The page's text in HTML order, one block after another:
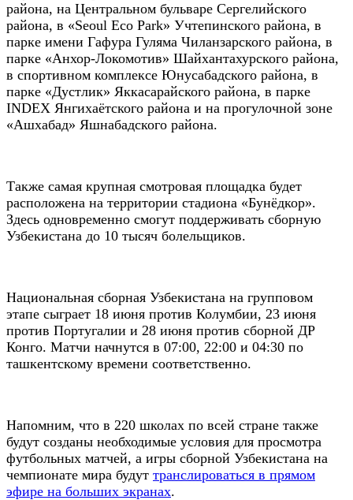
района, на Центральном бульваре Сергелийского
района, в «Seoul Eco Park» Учтепинского района, в
парке имени Гафура Гуляма Чиланзарского района, в
парке «Анхор-Локомотив» Шайхантахурского района,
в спортивном комплексе Юнусабадского района, в
парке «Дустлик» Яккасарайского района, в парке
INDEX Янгихаётского района и на прогулочной зоне
«Ашхабад» Яшнабадского района.
Также самая крупная смотровая площадка будет
расположена на территории стадиона «Бунёдкор».
Здесь одновременно смогут поддерживать сборную
Узбекистана до 10 тысяч болельщиков.
Национальная сборная Узбекистана на групповом
этапе сыграет 18 июня против Колумбии, 23 июня
против Португалии и 28 июня против сборной ДР
Конго. Матчи начнутся в 07:00, 22:00 и 04:30 по
ташкентскому времени соответственно.
Напомним, что в 220 школах по всей стране также
будут созданы необходимые условия для просмотра
футбольных матчей, а игры сборной Узбекистана на
чемпионате мира будут транслироваться в прямом
эфире на больших экранах.